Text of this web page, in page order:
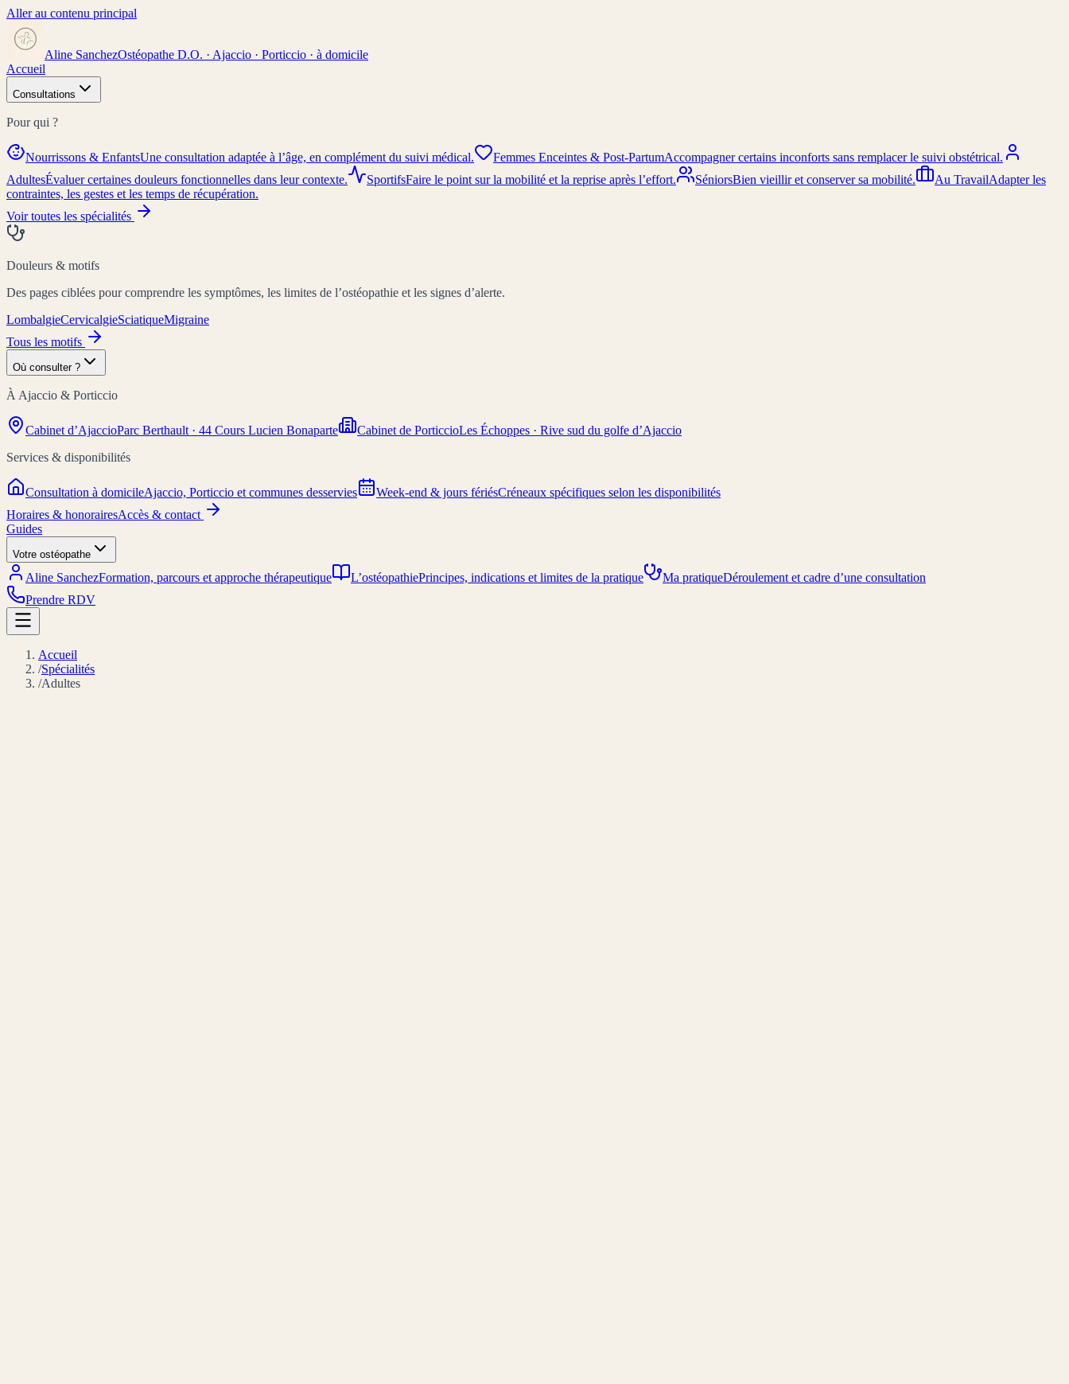
Aller au contenu principal
Aline SanchezOstéopathe D.O. · Ajaccio · Porticcio · à domicile
Accueil
Consultations
Pour qui ?
Nourrissons & EnfantsUne consultation adaptée à l’âge, en complément du suivi médical. Femmes Enceintes & Post-PartumAccompagner certains inconforts sans remplacer le suivi obstétrical.
AdultesÉvaluer certaines douleurs fonctionnelles dans leur contexte. SportifsFaire le point sur la mobilité et la reprise après l’effort. SéniorsBien vieillir et conserver sa mobilité. Au TravailAdapter les
contraintes, les gestes et les temps de récupération.
Voir toutes les spécialités
Douleurs & motifs
Des pages ciblées pour comprendre les symptômes, les limites de l’ostéopathie et les signes d’alerte.
LombalgieCervicalgieSciatiqueMigraine
Tous les motifs
Où consulter ?
À Ajaccio & Porticcio
Cabinet d’AjaccioParc Berthault · 44 Cours Lucien Bonaparte Cabinet de PorticcioLes Échoppes · Rive sud du golfe d’Ajaccio
Services & disponibilités
Consultation à domicileAjaccio, Porticcio et communes desservies Week-end & jours fériésCréneaux spécifiques selon les disponibilités
Horaires & honorairesAccès & contact
Guides
Votre ostéopathe
Aline SanchezFormation, parcours et approche thérapeutique L’ostéopathiePrincipes, indications et limites de la pratique Ma pratiqueDéroulement et cadre d’une consultation
Prendre RDV
Accueil
/Spécialités
/Adultes